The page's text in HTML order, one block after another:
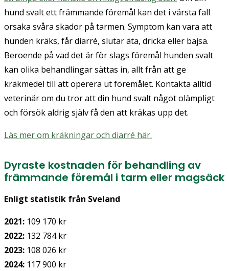
hund svalt ett främmande föremål kan det i värsta fall
orsaka svåra skador på tarmen. Symptom kan vara att
hunden kräks, får diarré, slutar äta, dricka eller bajsa.
Beroende på vad det är för slags föremål hunden svalt
kan olika behandlingar sättas in, allt från att ge
kräkmedel till att operera ut föremålet. Kontakta alltid
veterinär om du tror att din hund svalt något olämpligt
och försök aldrig själv få den att kräkas upp det.
Läs mer om kräkningar och diarré här.
Dyraste kostnaden för behandling av
främmande föremål i tarm eller magsäck
Enligt statistik från Sveland
2021: 109 170 kr
2022: 132 784 kr
2023: 108 026 kr
2024: 117 900 kr